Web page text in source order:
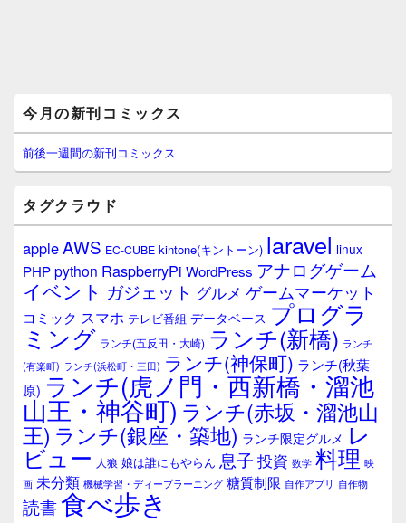
イ
ン
サ
イ
ウ
ィ
ジ
ェ
ア
今月の新刊コミックス
前後一週間の新刊コミックス
タグクラウド
appleAWS EC-CUBE kintone(キントーン) laravel linux
PHPpython RaspberryPi WordPress アナログゲーム
イベント ガジェット グルメ ゲームマーケット
コミック スマホ テレビ番組 データベース プログラ
ミング ランチ(五反田・大崎) ランチ(新橋) ランチ
(有楽町) ランチ(浜松町・三田) ランチ(神保町) ランチ(秋葉
原) ランチ(虎ノ門・西新橋・溜池
山王・神谷町) ランチ(赤坂・溜池山
王) ランチ(銀座・築地) ランチ限定グルメ レ
ビュー 人狼 娘は誰にもやらん 息子 投資 数学 料理 映
画 未分類 機械学習・ディープラーニング 糖質制限 自作アプリ 自作物
読書食べ歩き